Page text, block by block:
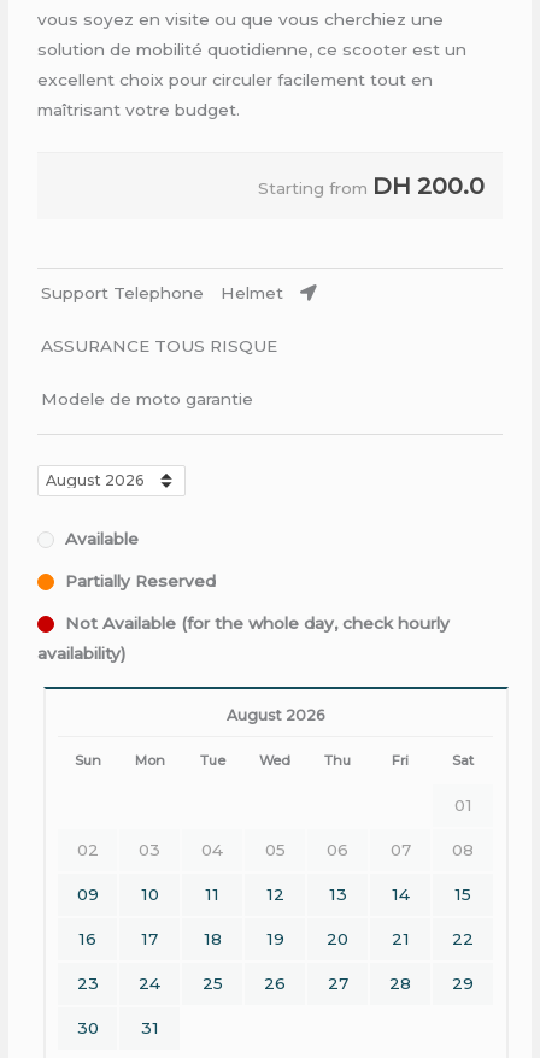
vous soyez en visite ou que vous cherchiez une
solution de mobilité quotidienne, ce scooter est un
excellent choix pour circuler facilement tout en
maîtrisant votre budget.
Starting from DH 200.0
Support Telephone Helmet
ASSURANCE TOUS RISQUE
Modele de moto garantie
Available
Partially Reserved
Not Available (for the whole day, check hourly
availability)
August 2026
Sun Mon Tue Wed Thu Fri Sat
01
02 03 04 05 06 07 08
09 10 11 12 13 14 15
16 17 18 19 20 21 22
23 24 25 26 27 28 29
30 31